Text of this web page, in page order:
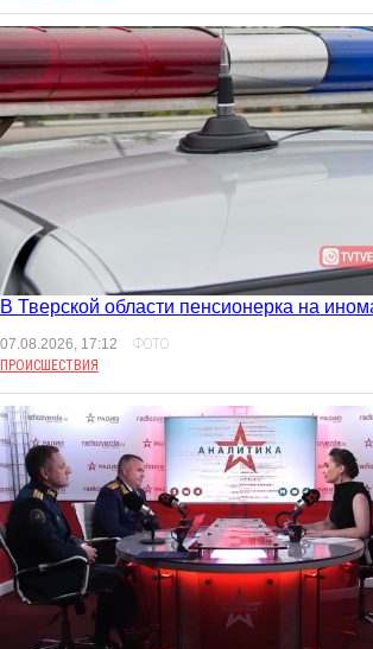
В Тверской области пенсионерка на
07.08.2026, 17:12
ФОТО
ПРОИСШЕСТВИЯ